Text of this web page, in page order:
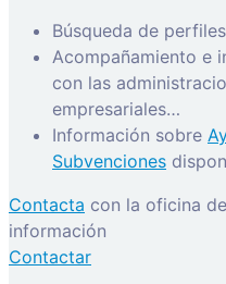
Búsqueda de
Acompañamiento e
con las
empresariales…
Información sobre
Subvenciones
Contacta con la oficina
información
Contactar